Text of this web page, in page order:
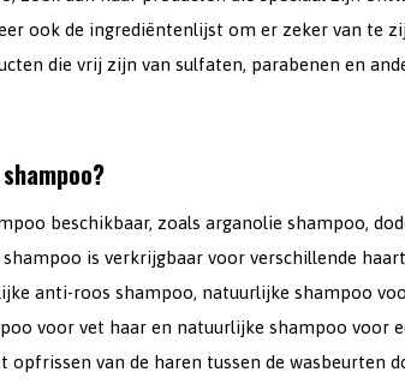
ook de ingrediëntenlijst om er zeker van te
die vrij zijn van sulfaten, parabenen en
beschikbaar, zoals arganolie shampoo,
is verkrijgbaar voor verschillende
anti-roos shampoo, natuurlijke shampoo
voor vet haar en natuurlijke shampoo voor
van de haren tussen de wasbeurten